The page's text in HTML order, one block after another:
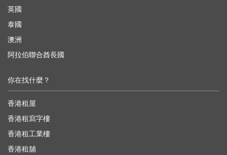
英國
泰國
澳洲
阿拉伯聯合酋長國
你在找什麼？
香港租屋
香港租寫字樓
香港租工業樓
香港租舖